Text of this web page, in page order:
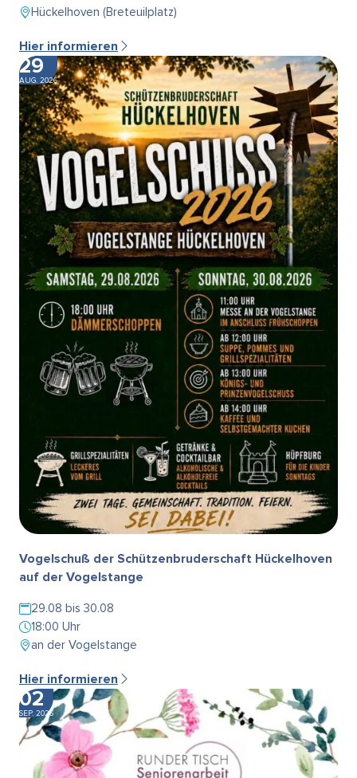
Hückelhoven (Breteuilplatz)
Hier informieren
29
AUG. 2026
Vogelschuß der Schützenbruderschaft Hückelhoven
auf der Vogelstange
29.08 bis 30.08
18:00 Uhr
an der Vogelstange
Hier informieren
02
SEP. 2026